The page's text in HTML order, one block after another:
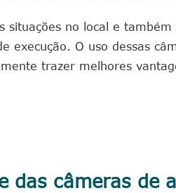
no local e também
execução. O uso dessas
trazer melhores
das câmeras de